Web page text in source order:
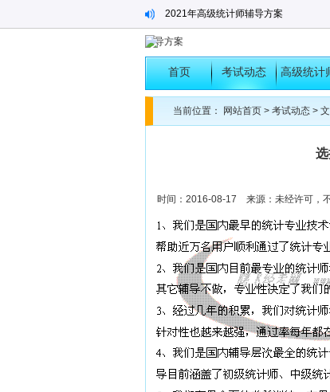
2021年高级统计师辅导方案
2022年高级统计师考试题分析
2022年高级统计师模拟题之二
2021年中级统计师辅导方案
迎接曙光，飞向理想殿堂-2020年高级
辅导方案
首页 考试动态 高级统计
考试
当前位置： 网站首页 > 考试动态 >
时间：2016-08-17 来源：未经许可，